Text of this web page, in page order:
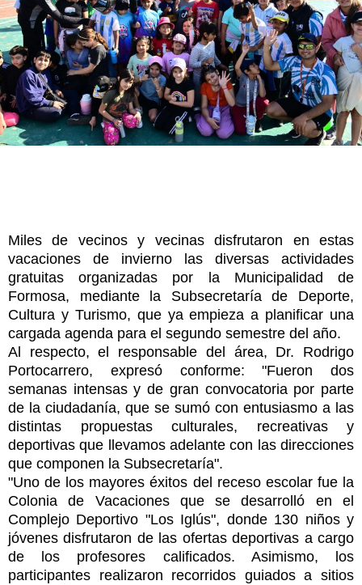
Miles de vecinos y vecinas disfrutaron en estas
vacaciones de invierno las diversas actividades
gratuitas organizadas por la Municipalidad de
Formosa, mediante la Subsecretaría de Deporte,
Cultura y Turismo, que ya empieza a planificar una
cargada agenda para el segundo semestre del año.
Al respecto, el responsable del área, Dr. Rodrigo
Portocarrero, expresó conforme: "Fueron dos
semanas intensas y de gran convocatoria por parte
de la ciudadanía, que se sumó con entusiasmo a las
distintas propuestas culturales, recreativas y
deportivas que llevamos adelante con las direcciones
que componen la Subsecretaría".
"Uno de los mayores éxitos del receso escolar fue la
Colonia de Vacaciones que se desarrolló en el
Complejo Deportivo "Los Iglús", donde 130 niños y
jóvenes disfrutaron de las ofertas deportivas a cargo
de los profesores calificados. Asimismo, los
participantes realizaron recorridos guiados a sitios